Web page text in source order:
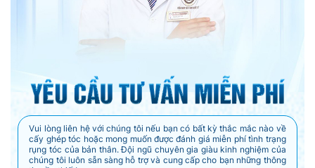
Vui lòng liên hệ với chúng tôi nếu bạn có bất kỳ thắc mắc nào về
cấy ghép tóc hoặc mong muốn được đánh giá miễn phí tình trạng
rụng tóc của bản thân. Đội ngũ chuyên gia giàu kinh nghiệm của
chúng tôi luôn sẵn sàng hỗ trợ và cung cấp cho bạn những thông